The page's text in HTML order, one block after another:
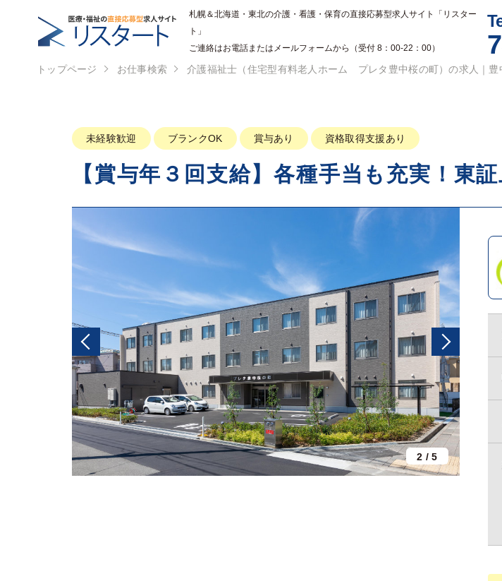
札幌＆北海道・東北の介護・看護・保育の直接応募型求人サイト「リスター
ト」
ご連絡はお電話またはメールフォームから（受付 8：00-22：00）
トップページ お仕事検索 介護福祉士（住宅型有料老人ホーム プレタ豊中桜の町）の求人｜豊
未経験歓迎 ブランクOK 賞与あり 資格取得支援あり
【賞与年３回支給】各種手当も充実！東
2 /5